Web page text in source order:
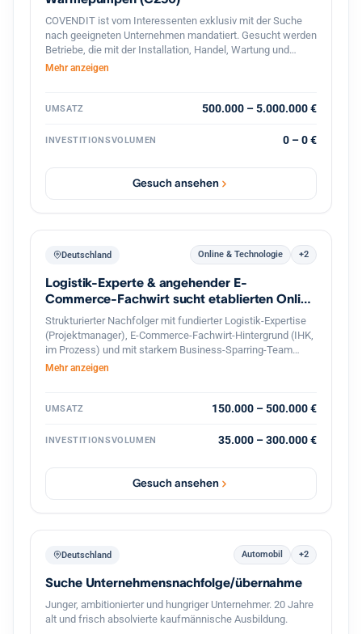
COVENDIT ist vom Interessenten exklusiv mit der Suche
nach geeigneten Unternehmen mandatiert. Gesucht werden
Betriebe, die mit der Installation, Handel, Wartung und
Verkauf von Solar- / PV-Anlagen, PV-Module, Speicher,
Installation, Betrieb, Wartung und Verkauf von Solar- / PV-
Brandenburg, Sachsen, Bayern, Baden-Württemberg,
Mitarbeiter: 5-50 Umsatz: 0,5-5 MEUR Beteiligung: 60% aber
flexibel, partnerschaftlich Management: Altgesellschafter
gerne weiter aktiv
Mehr anzeigen
UMSATZ 500.000 – 5.000.000 €
INVESTITIONSVOLUMEN 0 – 0 €
Gesuch ansehen
Deutschland Online & Technologie +2
Logistik-Experte & angehender E-
Commerce-Fachwirt sucht etablierten Online
Shop
Strukturierter Nachfolger mit fundierter Logistik-Expertise
(Projektmanager), E-Commerce-Fachwirt-Hintergrund (IHK,
im Prozess) und mit starkem Business-Sparring-Team
Unterstützung, sucht profitablen Online-Shop in
garantiert.
Mehr anzeigen
UMSATZ 150.000 – 500.000 €
INVESTITIONSVOLUMEN 35.000 – 300.000 €
Gesuch ansehen
Deutschland Automobil +2
Suche Unternehmensnachfolge/übernahme
Junger, ambitionierter und hungriger Unternehmer. 20 Jahre
alt und frisch absolvierte kaufmännische Ausbildung.